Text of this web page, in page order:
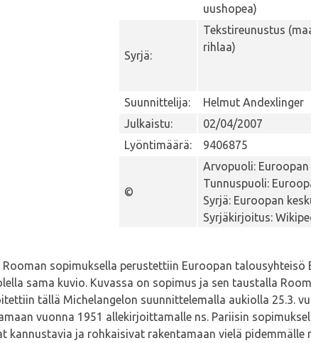
uushopea)
Syrjä:
Tekstireunustus
rihlaa)
Suunnittelija:
Helmut Andexlinger
Julkaistu:
02/04/2007
Lyöntimäärä:
9406875
©
Arvopuoli: Euroopan
Tunnuspuoli:
Syrjä: Euroopan
Syrjäkirjoitus:
sopimuksella perustettiin Euroopan talousyhteisö
sama kuvio. Kuvassa on sopimus ja sen taustalla
tällä Michelangelon suunnittelemalla aukiolla 25.3.
vuonna 1951 allekirjoittamalle ns. Pariisin
ja rohkaisivat rakentamaan vielä pidemmälle